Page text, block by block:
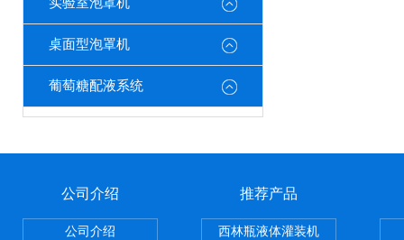
桌面型泡罩机
葡萄糖配液系统
公司介绍
公司介绍
推荐产品
西林瓶液体灌装机